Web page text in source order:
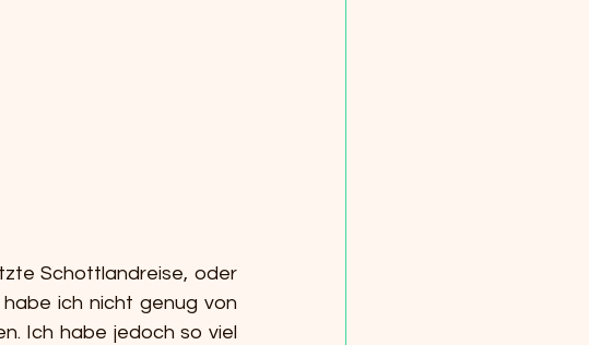
Schottlandreise, oder
ich nicht genug von
Ich habe jedoch so viel